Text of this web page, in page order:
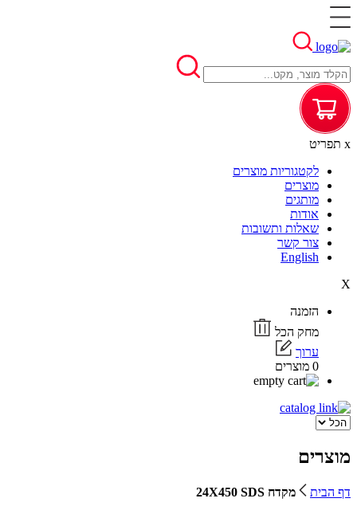
x תפריט
לקטגוריות מוצרים
מוצרים
מותגים
אודות
שאלות ותשובות
צור קשר
English
X
הזמנה
מחק הכל
ערוך
0 מוצרים
מוצרים
דף הבית מקדח 24X450 SDS